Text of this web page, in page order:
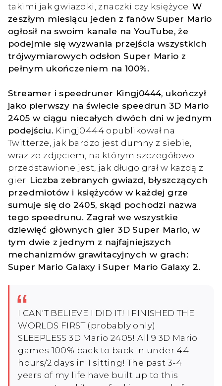
takimi jak gwiazdki, znaczki czy księżyce.W
zeszłym miesiącu jeden z fanów Super Mario
ogłosił na swoim kanale na YouTube, że
podejmie się wyzwania przejścia wszystkich
trójwymiarowych odsłon Super Mario z
pełnym ukończeniem na 100%.
Streamer i speedruner Kingj0444, ukończył
jako pierwszy na świecie speedrun 3D Mario
2405 w ciągu niecałych dwóch dni w jednym
podejściu. Kingj0444 opublikował na
Twitterze, jak bardzo jest dumny z siebie,
wraz ze zdjęciem, na którym szczegółowo
przedstawione jest, jak długo grał w każdą z
gier. Liczba zebranych gwiazd, błyszczących
przedmiotów i księżyców w każdej grze
sumuje się do 2405, skąd pochodzi nazwa
tego speedrunu. Zagrał we wszystkie
dziewięć głównych gier 3D Super Mario, w
tym dwie z jednym z najfajniejszych
mechanizmów grawitacyjnych w grach:
Super Mario Galaxy i Super Mario Galaxy 2.
I CAN'T BELIEVE I DID IT! I FINISHED THE
WORLDS FIRST (probably only)
SLEEPLESS 3D Mario 2405! All 9 3D Mario
games 100% back to back in under 44
hours/2 days in 1 sitting! The past 3-4
years of my life have built up to this